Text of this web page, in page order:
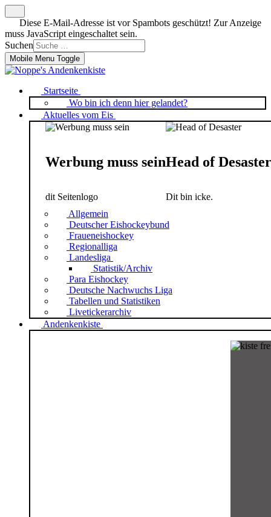
Diese E-Mail-Adresse ist vor Spambots geschützt! Zur Anzeige
muss JavaScript eingeschaltet sein.
Suchen
Mobile Menu Toggle
Startseite
Wo bin ich denn hier gelandet?
Aktuelles vom Eis
Werbung muss sein
dit Seitenlogo
Head of Desaster
Dit bin icke.
Allgemein
Deutscher Eishockeybund
Fraueneishockey
Regionalliga
Landesliga
Statistik/Archiv
Para Eishockey
Deutsche Nachwuchs Liga
Tabellen und Statistiken
Livetickerarchiv
Andenkenkiste